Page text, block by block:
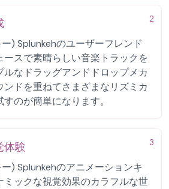
2
) Splunkehのユーザーフレンド
ースで素晴らしい音楽トラックを
なドラッグアンドドロップメカ
ンドを重ねてさまざまなリズミカ
のが簡単になります。
3
体験
) Splunkehのアニメーションキ
ミックな視覚効果のカラフルな世